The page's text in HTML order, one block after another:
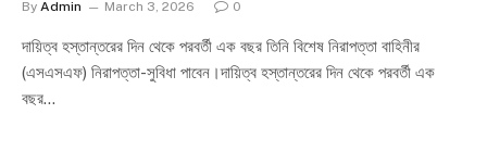
By Admin March 3, 2026 0
দায়িত্ব হস্তান্তরের দিন থেকে পরবর্তী এক বছর তিনি বিশেষ নিরাপত্তা বাহিনীর
(এসএসএফ) নিরাপত্তা-সুবিধা পাবেন।দায়িত্ব হস্তান্তরের দিন থেকে পরবর্তী এক
বছর…